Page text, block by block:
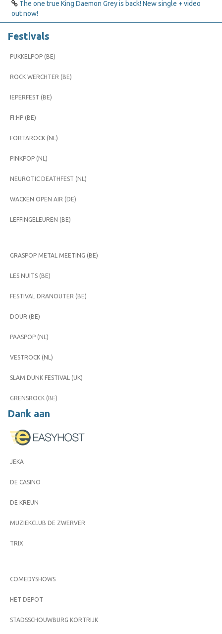
The one true King Daemon Grey is back! New single + video
out now!
Festivals
PUKKELPOP (BE)
ROCK WERCHTER (BE)
IEPERFEST (BE)
FI:HP (BE)
FORTAROCK (NL)
PINKPOP (NL)
NEUROTIC DEATHFEST (NL)
WACKEN OPEN AIR (DE)
LEFFINGELEUREN (BE)
GRASPOP METAL MEETING (BE)
LES NUITS (BE)
FESTIVAL DRANOUTER (BE)
DOUR (BE)
PAASPOP (NL)
VESTROCK (NL)
SLAM DUNK FESTIVAL (UK)
GRENSROCK (BE)
Dank aan
JEKA
DE CASINO
DE KREUN
MUZIEKCLUB DE ZWERVER
TRIX
COMEDYSHOWS
HET DEPOT
STADSSCHOUWBURG KORTRIJK